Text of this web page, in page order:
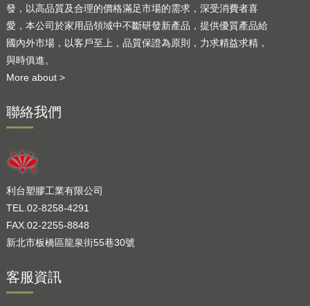
發，以高品質及合理的價格滿足市場的需求，深受消費者喜
愛，本公司於家用品領域中不斷研發新產品，提供優質產品給
國內外市場，以客戶至上，品質保證為原則，力求精益求精，
與時俱進。
More about >
聯絡我們
利台塑膠工業有限公司
TEL.02-8258-4291
FAX.02-2255-8848
新北市板橋區龍泉街55巷30號
客服資訊